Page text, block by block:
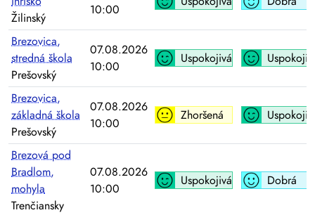
Žilinský
10:00
Brezovica,
stredná škola
Prešovský
07.08.2026
10:00
Uspokojivá
Brezovica,
základná škola
Prešovský
07.08.2026
10:00
Zhoršená
Brezová pod
Bradlom,
mohyla
Trenčiansky
07.08.2026
10:00
Uspokojivá Dobrá